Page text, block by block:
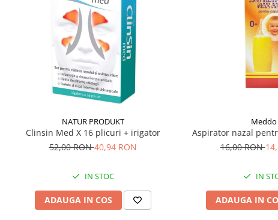
NATUR PRODUKT
Clinsin Med X 16 plicuri + irigator
52,00 RON40,94 RON
IN STOC
ADAUGA IN COS
Meddo
Aspirator nazal
16,00 RON
IN
ADAUGA IN